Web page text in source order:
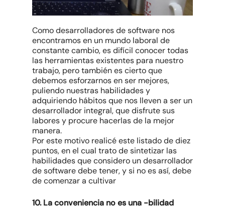
Como desarrolladores de software nos
encontramos en un mundo laboral de
constante cambio, es difícil conocer todas
las herramientas existentes para nuestro
trabajo, pero también es cierto que
debemos esforzarnos en ser mejores,
puliendo nuestras habilidades y
adquiriendo hábitos que nos lleven a ser un
desarrollador integral, que disfrute sus
labores y procure hacerlas de la mejor
manera.
Por este motivo realicé este listado de diez
puntos, en el cual trato de sintetizar las
habilidades que considero un desarrollador
de software debe tener, y si no es así, debe
de comenzar a cultivar
10. La conveniencia no es una -bilidad